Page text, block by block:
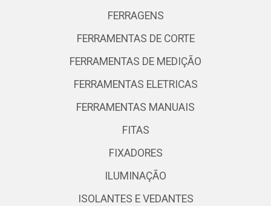
FERRAGENS
FERRAMENTAS DE CORTE
FERRAMENTAS DE MEDIÇÃO
FERRAMENTAS ELETRICAS
FERRAMENTAS MANUAIS
FITAS
FIXADORES
ILUMINAÇÃO
ISOLANTES E VEDANTES